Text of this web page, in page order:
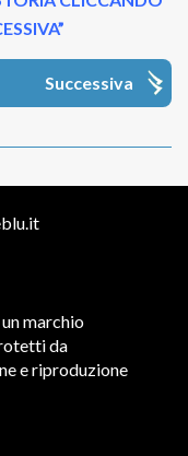
Successiva
marchio
da
e riproduzione